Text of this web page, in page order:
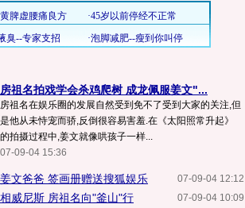
房祖名拍戏学会杀鸡爬树 成龙佩服姜文"...
房祖名在娱乐圈的发展自然受到免不了受到大家的关注,但
是他从未恃宠而骄,反倒很容易害羞.在《太阳照常升起》
的拍摄过程中,姜文就像哄孩子一样...
07-09-04 15:36
07-09-04 12:12
文爸爸 签画册赠送搜狐娱乐
07-09-04 10:09
威尼斯 房祖名向"釜山"行